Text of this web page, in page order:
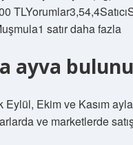
satır daha fazla
ayva
Eylül, Ekim ve Kasım
ve marketlerde